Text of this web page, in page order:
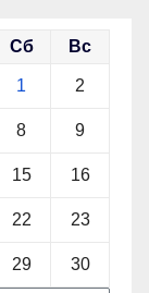
Сб Вс
1 2
8 9
15 16
22 23
29 30